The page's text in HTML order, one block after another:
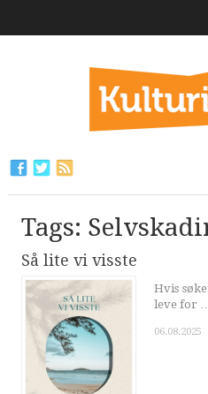
Tags:
Så lite vi visste
Hvis
leve for
06.08.2025